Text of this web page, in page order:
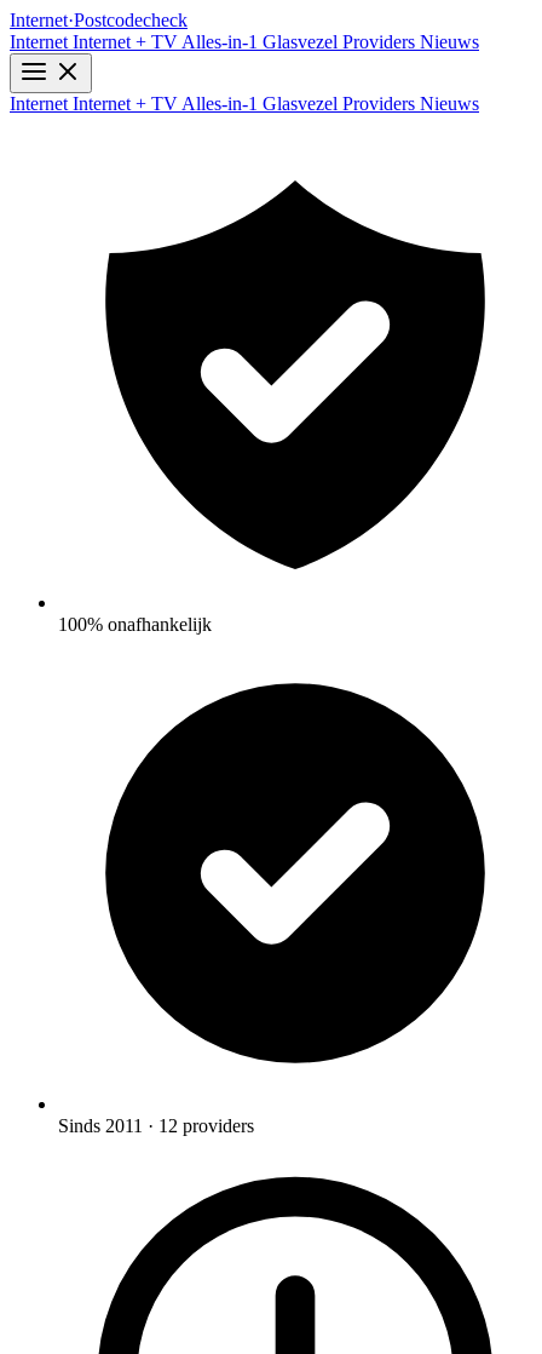
Internet·Postcodecheck
Internet Internet + TV Alles-in-1 Glasvezel Providers Nieuws
Internet Internet + TV Alles-in-1 Glasvezel Providers Nieuws
100% onafhankelijk
Sinds 2011 · 12 providers